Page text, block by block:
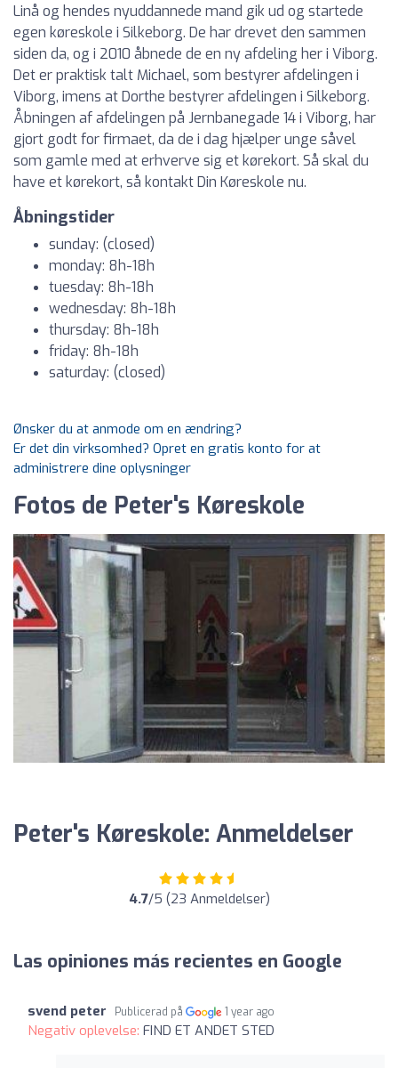
Linå og hendes nyuddannede mand gik ud og startede
egen køreskole i Silkeborg. De har drevet den sammen
siden da, og i 2010 åbnede de en ny afdeling her i Viborg.
Det er praktisk talt Michael, som bestyrer afdelingen i
Viborg, imens at Dorthe bestyrer afdelingen i Silkeborg.
Åbningen af afdelingen på Jernbanegade 14 i Viborg, har
gjort godt for firmaet, da de i dag hjælper unge såvel
som gamle med at erhverve sig et kørekort. Så skal du
have et kørekort, så kontakt Din Køreskole nu.
Åbningstider
sunday: (closed)
monday: 8h-18h
tuesday: 8h-18h
wednesday: 8h-18h
thursday: 8h-18h
friday: 8h-18h
saturday: (closed)
Ønsker du at anmode om en ændring?
Er det din virksomhed? Opret en gratis konto for at
administrere dine oplysninger
Fotos de Peter's Køreskole
Peter's Køreskole: Anmeldelser
4.7/5 (23 Anmeldelser)
Las opiniones más recientes en Google
svend peter Publicerad på 1 year ago
Negativ oplevelse: FIND ET ANDET STED